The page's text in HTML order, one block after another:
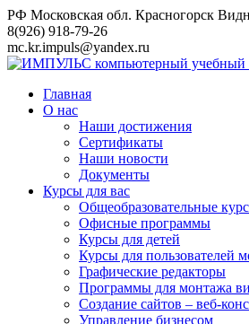
Перейти
к
контенту
РФ Московская обл. Красногорск
8(926) 918-79-26
mc.kr.impuls@yandex.ru
Главная
О нас
Наши достижения
Сертификаты
Наши новости
Документы
Курсы для вас
Общеобразовательные
Офисные программы
Курсы для детей
Курсы для пользователей
Графические редакторы
Программы для монтажа
Создание сайтов – веб-
Управление бизнесом